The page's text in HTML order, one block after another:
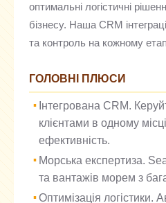
оптимальні логістичні
бізнесу. Наша CRM
та контроль на кожному
ГОЛОВНІ ПЛЮСИ
Інтегрована CRM.
клієнтами в одному
ефективність.
Морська експертиза.
та вантажів морем з
Оптимізація логістики.